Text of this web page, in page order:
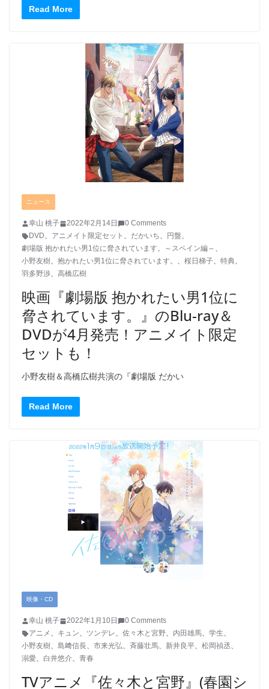
Read More
ニュース
幸山 桃子 2022年2月14日
0 Comments
DVD、 アニメイト限定セット 、 だかいち、 円盤、
劇場版 抱かれたい男1位に脅されています。～スペイン編～ 、
小野友樹、 抱かれたい男1位に脅されています。 、 桜日梯子、 特典、
羽多野渉、 高橋広樹
映画『劇場版 抱かれたい男1位に
脅されています。』のBlu-ray＆
DVDが4月発売！アニメイト限定
セットも！
小野友樹＆高橋広樹共演の『劇場版 だかい
Read More
映像・CD
幸山 桃子 2022年1月10日
0 Comments
アニメ 、 キュン、 ツンデレ、 佐々木と宮野、 内田雄馬、 学生、
小野友樹、 島﨑信長、 市来光弘、 斉藤壮馬、 新井良平、 松岡禎丞、
溺愛、 白井悠介、 青春
TVアニメ『佐々木と宮野』(春園シ